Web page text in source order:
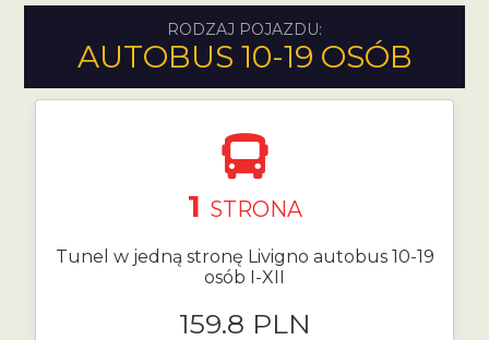
RODZAJ POJAZDU:
AUTOBUS 10-19 OSÓB
1 STRONA
Tunel w jedną stronę Livigno autobus 10-19
osób I-XII
159.8 PLN